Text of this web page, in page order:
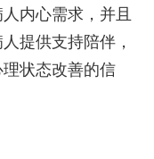
内心需求，并且
提供支持陪伴，
状态改善的信